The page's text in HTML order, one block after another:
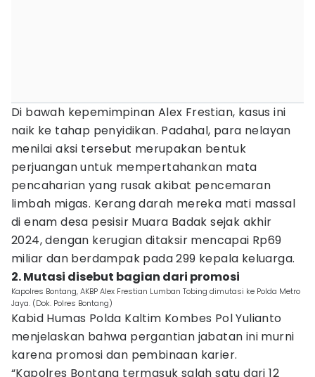
Di bawah kepemimpinan Alex Frestian, kasus ini
naik ke tahap penyidikan. Padahal, para nelayan
menilai aksi tersebut merupakan bentuk
perjuangan untuk mempertahankan mata
pencaharian yang rusak akibat pencemaran
limbah migas. Kerang darah mereka mati massal
di enam desa pesisir Muara Badak sejak akhir
2024, dengan kerugian ditaksir mencapai Rp69
miliar dan berdampak pada 299 kepala keluarga.
2. Mutasi disebut bagian dari promosi
Kapolres Bontang, AKBP Alex Frestian Lumban Tobing dimutasi ke Polda Metro
Jaya. (Dok. Polres Bontang)
Kabid Humas Polda Kaltim Kombes Pol Yulianto
menjelaskan bahwa pergantian jabatan ini murni
karena promosi dan pembinaan karier.
“Kapolres Bontang termasuk salah satu dari 12